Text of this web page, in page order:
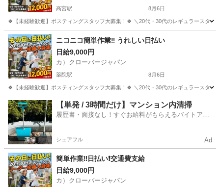
高宮駅 8月6日
🍀【未経験歓迎】ポスティングスタッフ大募集！🍀 ＼20代・30代のレギュラースタ
福岡 福岡市 軽作業 スタッフ
ニコニコ簡単作業‼️ うれしい日払い
日給9,000円
カ）クローバージャパン
薬院駅 8月6日
🍀【未経験歓迎】ポスティングスタッフ大募集！🍀 ＼20代・30代のレギュラースタ
福岡 福岡市 薬院駅 軽作業 スタッフ
【単発 / 3時間だけ】マンション内清掃
履歴書・面接なし！すぐお給料がもらえるバイトアプ
シェアフル Ad
簡単作業‼️日払い❗️交通費支給
日給9,000円
カ）クローバージャパン